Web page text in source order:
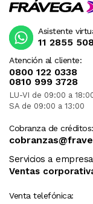
Atención al cliente:
0800 122 0338
0810 999 3728
LU-VI de 09:00 a
SA de 09:00 a 13:00
Cobranza de créditos:
Servicios a
Ventas
Venta telefónica:
Asistente
11 2855